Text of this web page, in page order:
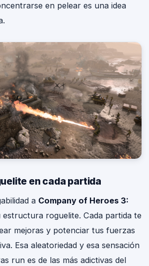
en pelear es una idea
en cada partida
a Company of Heroes 3:
estructura roguelite. Cada partida te
mejoras y potenciar tus fuerzas
Esa aleatoriedad y esa sensación
run es de las más adictivas del